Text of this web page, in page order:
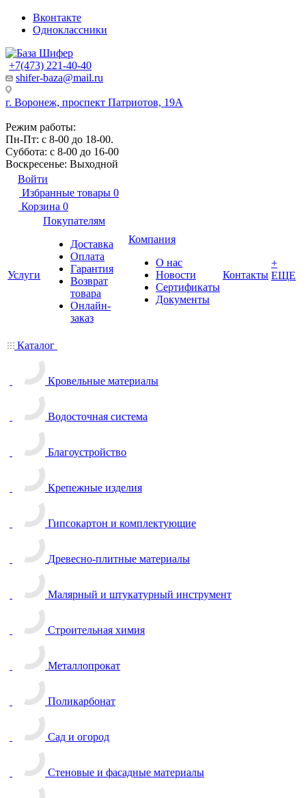
Вконтакте
Одноклассники
+7(473) 221-40-40
shifer-baza@mail.ru
г. Воронеж, проспект Патриотов, 19А
Режим работы:
Пн-Пт: с 8-00 до 18-00.
Суббота: с 8-00 до 16-00
Воскресенье: Выходной
Войти
Избранные товары 0
Корзина 0
Услуги
Покупателям
Доставка
Оплата
Гарантия
Возврат
товара
Онлайн-
заказ
Компания
О нас
Новости
Сертификаты
Документы
Контакты
+
ЕЩЕ
Каталог
Кровельные материалы
Водосточная система
Благоустройство
Крепежные изделия
Гипсокартон и комплектующие
Древесно-плитные материалы
Малярный и штукатурный инструмент
Строительная химия
Металлопрокат
Поликарбонат
Сад и огород
Стеновые и фасадные материалы